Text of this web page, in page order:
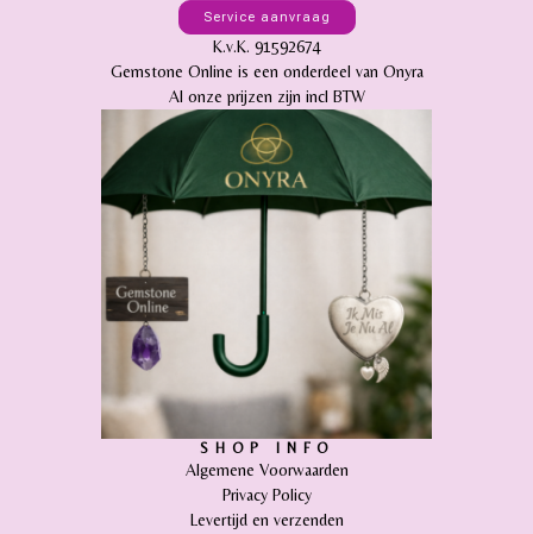
Service aanvraag
K.v.K. 91592674
Gemstone Online is een onderdeel van Onyra
Al onze prijzen zijn incl BTW
SHOP INFO
Algemene Voorwaarden
Privacy Policy
Levertijd en verzenden